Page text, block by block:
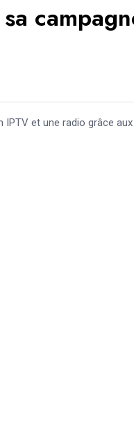
IPTV et une radio grâce